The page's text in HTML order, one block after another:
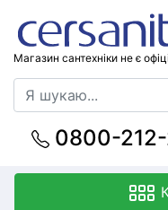
Магазин сантехніки не є
0800-